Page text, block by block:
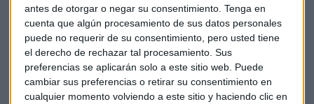
antes de otorgar o negar su consentimiento. Tenga en
cuenta que algún procesamiento de sus datos personales
puede no requerir de su consentimiento, pero usted tiene
el derecho de rechazar tal procesamiento. Sus
preferencias se aplicarán solo a este sitio web. Puede
cambiar sus preferencias o retirar su consentimiento en
cualquier momento volviendo a este sitio y haciendo clic en
Las miradas se centran en cuánto durará el impacto
económico de la expansión del coronavirus de Wuhan.
"Si todo se mantiene en el primer trimestre se alcanzará,
pero si se retrasan las reuniones políticas no habrá buenas